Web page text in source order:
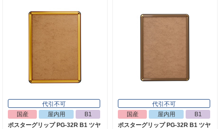
代引不可
国産
屋内用
B1
ポスターグリップ PG-32R B1 ツヤ
代引不可
国産
屋内用
B1
ポスターグリップ PG-32R B1 ツヤ